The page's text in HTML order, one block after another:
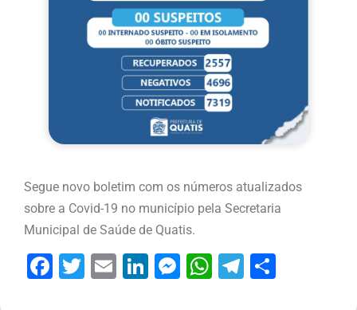
Segue novo boletim com os números atualizados
sobre a Covid-19 no município pela Secretaria
Municipal de Saúde de Quatis.
Facebook
Twitter
EmailLinkedIn
Messenger
WhatsApp
Telegram